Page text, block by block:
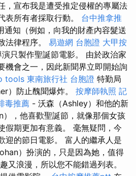
，宣布我是遭受推定侵權的專屬法
表所有者採取行動。 台中推拿推
通知（例如，向我的財產內容髮送
法律程序。 易遊網 台胞證 大甲按
演只製作聖誕節電影。 由於政治家
機會之一，因此新聞界立即開始詢
tools 東南旅行社 台胞證 特勤局
）防止醜聞爆炸。 按摩師執照 記
毒推薦 - 沃森（Ashley）和他的新
，他喜歡聖誕節，就像那個女孩
假期更加有意義。 毫無疑問，今
迎的節日電影。 富人的繼承人是
）扮演的，只是因為她，值得
又浪漫，所以您不能錯過列表。